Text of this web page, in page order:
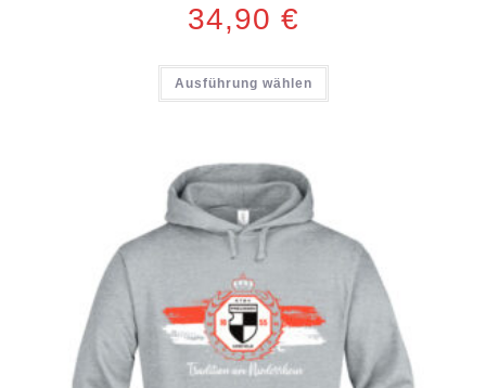
34,90 €
Ausführung wählen